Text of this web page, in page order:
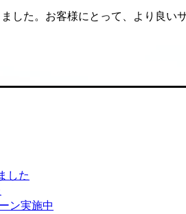
した。お客様にとって、より良い
した
ン実施中